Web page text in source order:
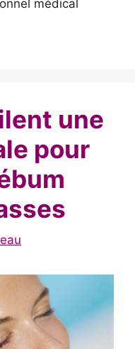
médical
une
pour